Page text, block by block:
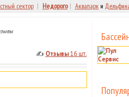
сектор | Недорого | Аквапарки
✍ Отзывы16 шт.